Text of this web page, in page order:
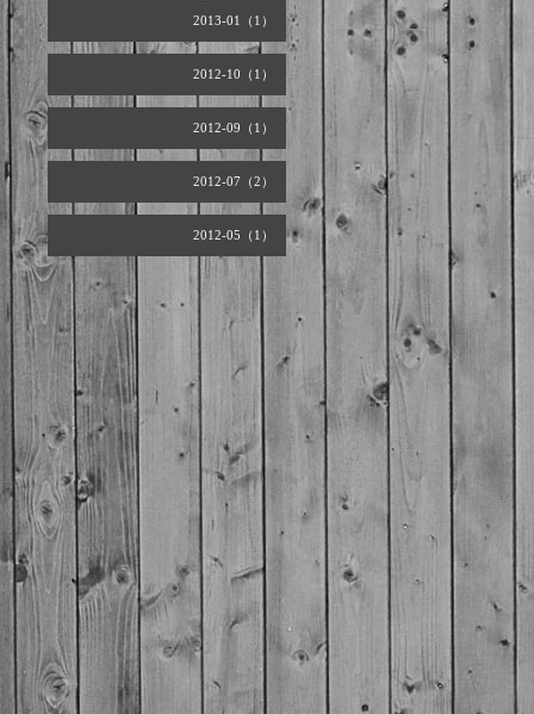
2013-01（1）
2012-10（1）
2012-09（1）
2012-07（2）
2012-05（1）